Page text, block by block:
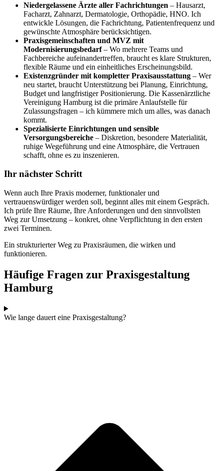
Niedergelassene Ärzte aller Fachrichtungen – Hausarzt,
Facharzt, Zahnarzt, Dermatologie, Orthopädie, HNO. Ich
entwickle Lösungen, die Fachrichtung, Patientenfrequenz und
gewünschte Atmosphäre berücksichtigen.
Praxisgemeinschaften und MVZ mit
Modernisierungsbedarf– Wo mehrere Teams und
Fachbereiche aufeinandertreffen, braucht es klare Strukturen,
flexible Räume und ein einheitliches Erscheinungsbild.
Existenzgründer mit kompletter Praxisausstattung – Wer
neu startet, braucht Unterstützung bei Planung, Einrichtung,
Budget und langfristiger Positionierung. Die Kassenärztliche
Vereinigung Hamburg ist die primäre Anlaufstelle für
Zulassungsfragen – ich kümmere mich um alles, was danach
kommt.
Spezialisierte Einrichtungen und sensible
Versorgungsbereiche – Diskretion, besondere Materialität,
ruhige Wegeführung und eine Atmosphäre, die Vertrauen
schafft, ohne es zu inszenieren.
Ihr nächster Schritt
Wenn auch Ihre Praxis moderner, funktionaler und
vertrauenswürdiger werden soll, beginnt alles mit einem Gespräch.
Ich prüfe Ihre Räume, Ihre Anforderungen und den sinnvollsten
Weg zur Umsetzung – konkret, ohne Verpflichtung in den ersten
zwei Terminen.
Ein strukturierter Weg zu Praxisräumen, die wirken und
funktionieren.
Häufige Fragen zur Praxisgestaltung
Hamburg
Wie lange dauert eine Praxisgestaltung?